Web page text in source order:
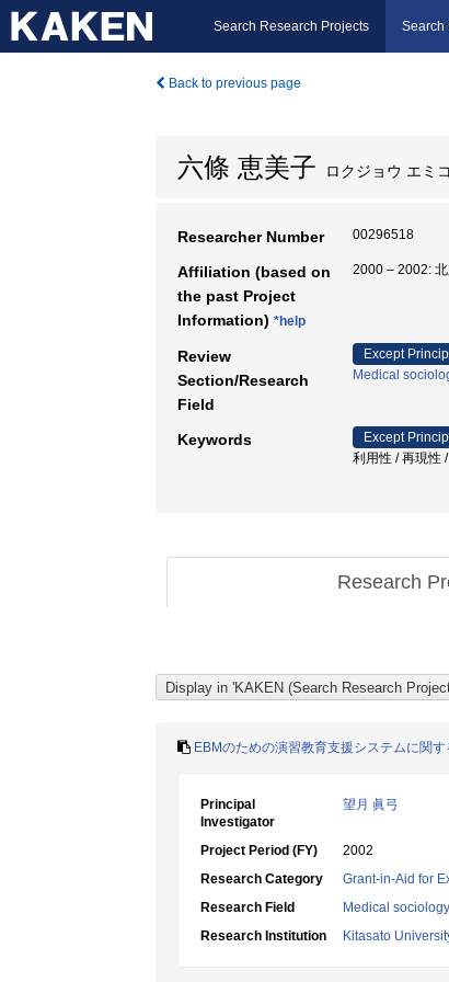
Search Research Projects Search
Back to previous page
六條 恵美子 ロクジョウ エミコ
Researcher Number 00296518
Affiliation (based on
the past Project
Information) *help
2000 – 2002:
Review
Section/Research
Field
Except
Medical
Keywords
Except
利用性 / 再現性
Research
EBMのための演習教育支援システムに関す
Principal
Investigator
望月 眞弓
Project Period (FY)
2002
Research Category
Grant-in-Aid for
Research Field
Medical sociology
Research Institution
Kitasato